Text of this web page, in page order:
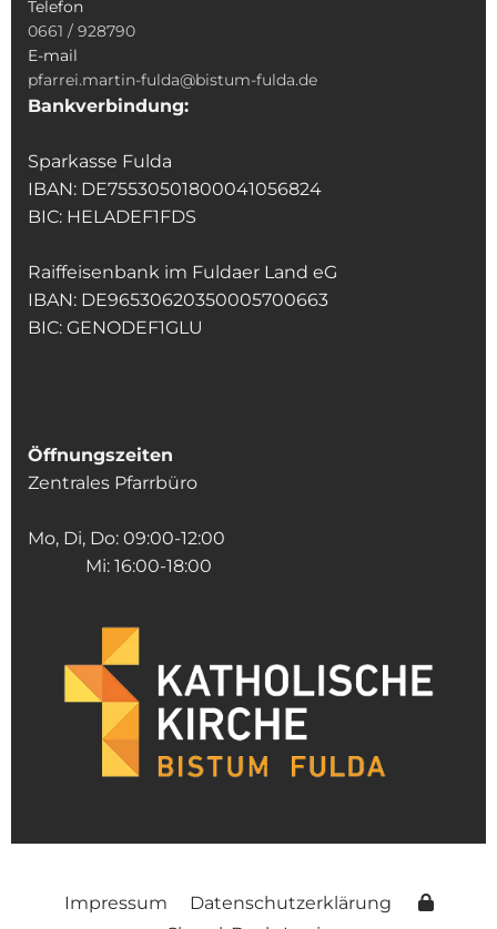
Telefon
0661 / 928790
E-mail
pfarrei.martin-fulda@bistum-fulda.de
Bankverbindung:
Sparkasse Fulda
IBAN: DE75530501800041056824
BIC: HELADEF1FDS
Raiffeisenbank im Fuldaer Land eG
IBAN: DE96530620350005700663
BIC: GENODEF1GLU
Öffnungszeiten
Zentrales Pfarrbüro
Mo, Di, Do: 09:00-12:00
Mi: 16:00-18:00
Impressum
Datenschutzerklärung